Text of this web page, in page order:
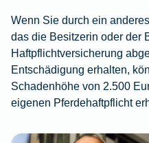
Wenn Sie durch ein
das die Besitzerin oder der
Haftpflichtversicherung
Entschädigung erhalten,
Schadenhöhe von 2.500
eigenen Pferdehaftpflicht